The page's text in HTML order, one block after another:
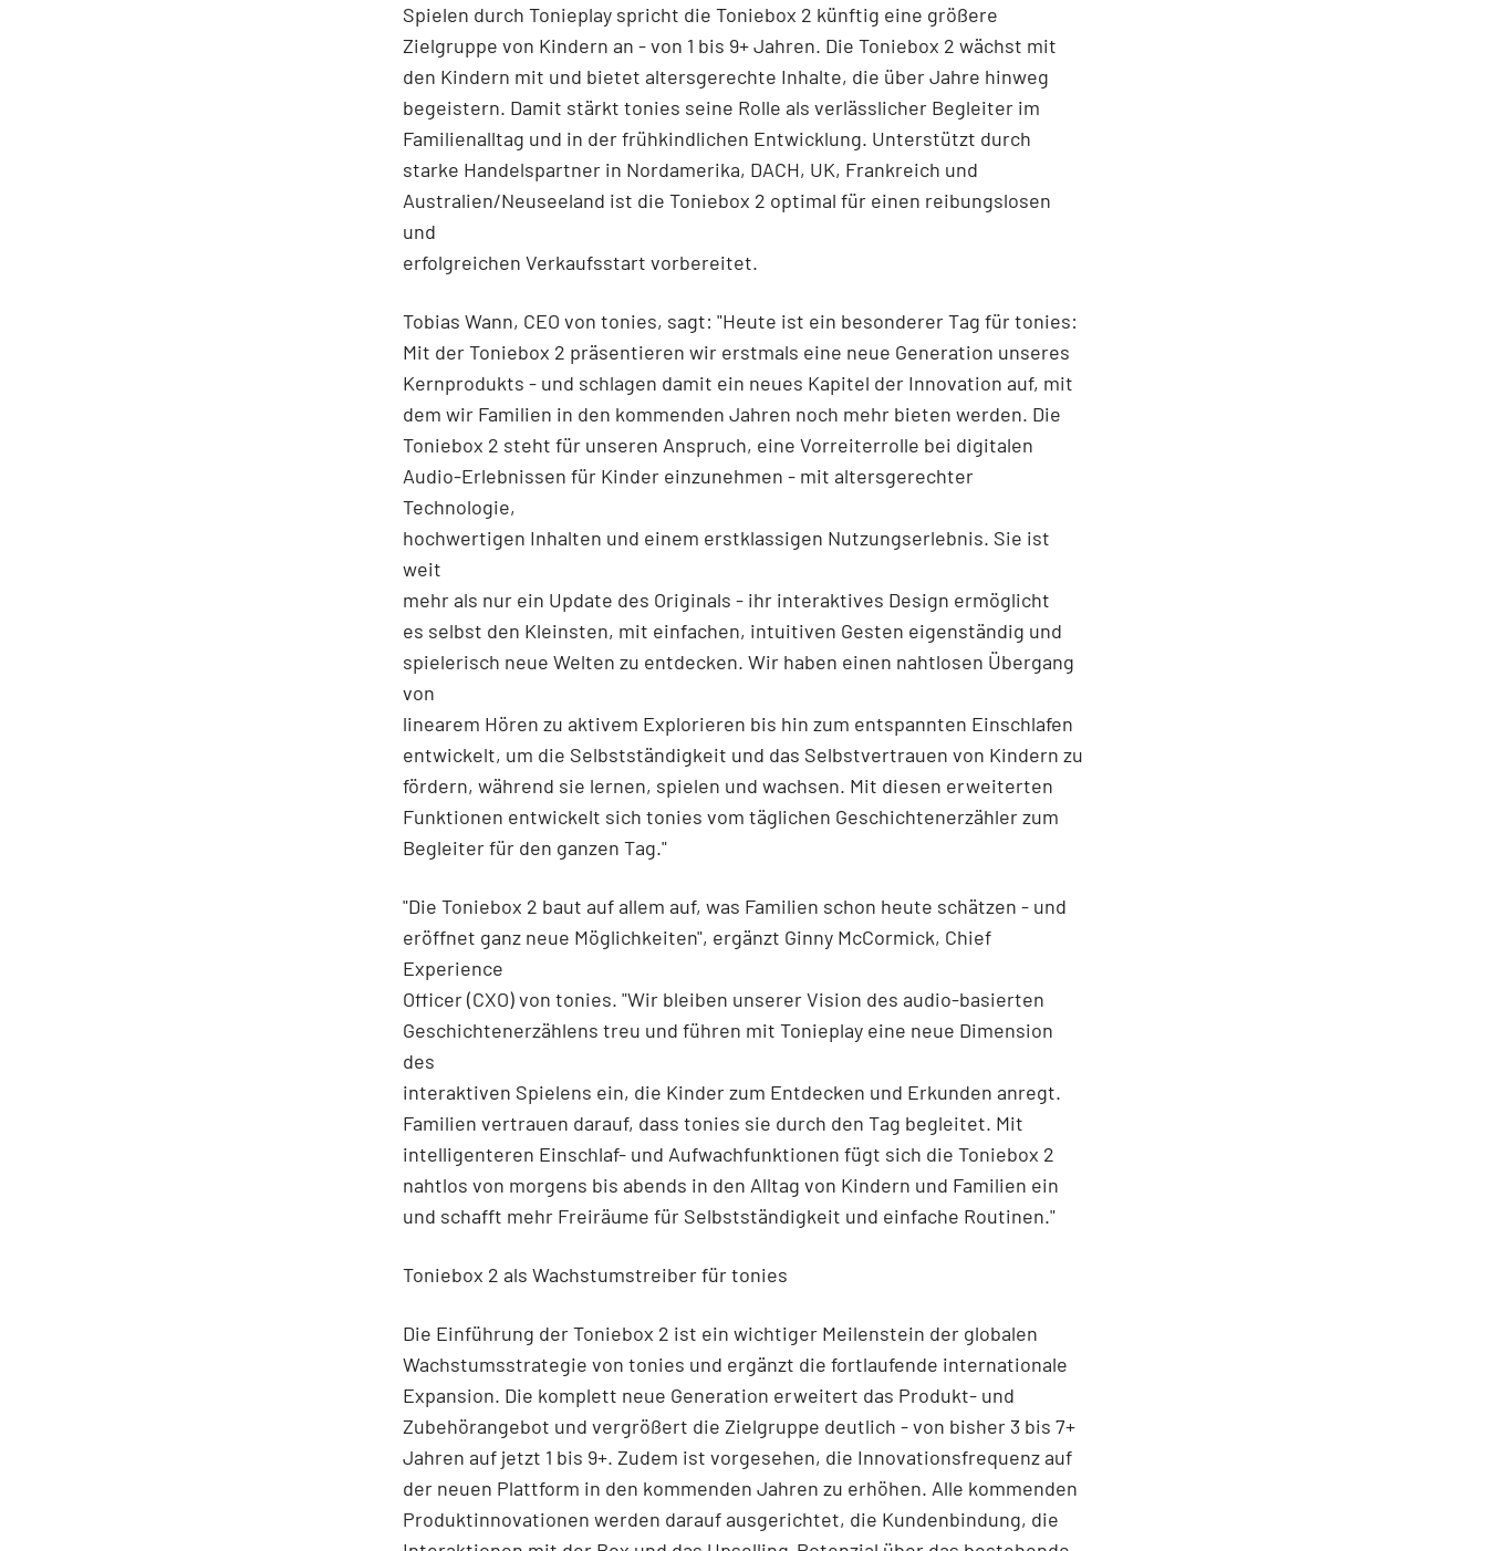
Spielen durch Tonieplay spricht die Toniebox 2 künftig eine größere
Zielgruppe von Kindern an - von 1 bis 9+ Jahren. Die Toniebox 2 wächst mit
den Kindern mit und bietet altersgerechte Inhalte, die über Jahre hinweg
begeistern. Damit stärkt tonies seine Rolle als verlässlicher Begleiter im
Familienalltag und in der frühkindlichen Entwicklung. Unterstützt durch
starke Handelspartner in Nordamerika, DACH, UK, Frankreich und
Australien/Neuseeland ist die Toniebox 2 optimal für einen reibungslosen
und
erfolgreichen Verkaufsstart vorbereitet.
Tobias Wann, CEO von tonies, sagt: "Heute ist ein besonderer Tag für tonies:
Mit der Toniebox 2 präsentieren wir erstmals eine neue Generation unseres
Kernprodukts - und schlagen damit ein neues Kapitel der Innovation auf, mit
dem wir Familien in den kommenden Jahren noch mehr bieten werden. Die
Toniebox 2 steht für unseren Anspruch, eine Vorreiterrolle bei digitalen
Audio-Erlebnissen für Kinder einzunehmen - mit altersgerechter
Technologie,
hochwertigen Inhalten und einem erstklassigen Nutzungserlebnis. Sie ist
weit
mehr als nur ein Update des Originals - ihr interaktives Design ermöglicht
es selbst den Kleinsten, mit einfachen, intuitiven Gesten eigenständig und
spielerisch neue Welten zu entdecken. Wir haben einen nahtlosen Übergang
von
linearem Hören zu aktivem Explorieren bis hin zum entspannten Einschlafen
entwickelt, um die Selbstständigkeit und das Selbstvertrauen von Kindern zu
fördern, während sie lernen, spielen und wachsen. Mit diesen erweiterten
Funktionen entwickelt sich tonies vom täglichen Geschichtenerzähler zum
Begleiter für den ganzen Tag."
"Die Toniebox 2 baut auf allem auf, was Familien schon heute schätzen - und
eröffnet ganz neue Möglichkeiten", ergänzt Ginny McCormick, Chief
Experience
Officer (CXO) von tonies. "Wir bleiben unserer Vision des audio-basierten
Geschichtenerzählens treu und führen mit Tonieplay eine neue Dimension
des
interaktiven Spielens ein, die Kinder zum Entdecken und Erkunden anregt.
Familien vertrauen darauf, dass tonies sie durch den Tag begleitet. Mit
intelligenteren Einschlaf- und Aufwachfunktionen fügt sich die Toniebox 2
nahtlos von morgens bis abends in den Alltag von Kindern und Familien ein
und schafft mehr Freiräume für Selbstständigkeit und einfache Routinen."
Toniebox 2 als Wachstumstreiber für tonies
Die Einführung der Toniebox 2 ist ein wichtiger Meilenstein der globalen
Wachstumsstrategie von tonies und ergänzt die fortlaufende internationale
Expansion. Die komplett neue Generation erweitert das Produkt- und
Zubehörangebot und vergrößert die Zielgruppe deutlich - von bisher 3 bis 7+
Jahren auf jetzt 1 bis 9+. Zudem ist vorgesehen, die Innovationsfrequenz auf
der neuen Plattform in den kommenden Jahren zu erhöhen. Alle kommenden
Produktinnovationen werden darauf ausgerichtet, die Kundenbindung, die